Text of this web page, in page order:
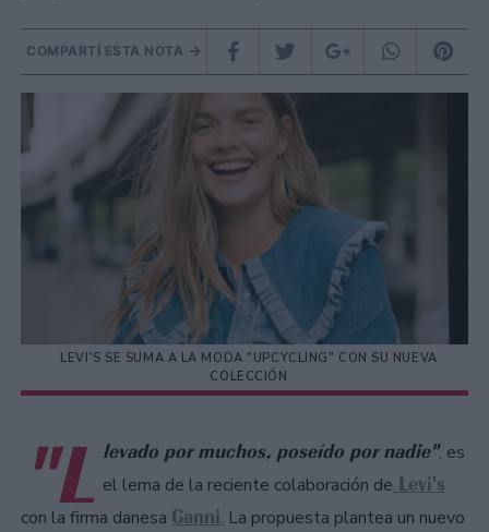
COMPARTÍ ESTA NOTA
LEVI'S SE SUMA A LA MODA "UPCYCLING" CON SU NUEVA
COLECCIÓN
"L levado por muchos, poseído por nadie", es
el lema de la reciente colaboración de Levi's
con la firma danesa Ganni. La propuesta plantea un nuevo